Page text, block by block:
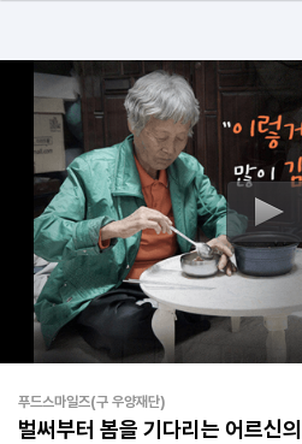
푸드스마일즈(구 우양재단)
벌써부터 봄을 기다리는 어르신의